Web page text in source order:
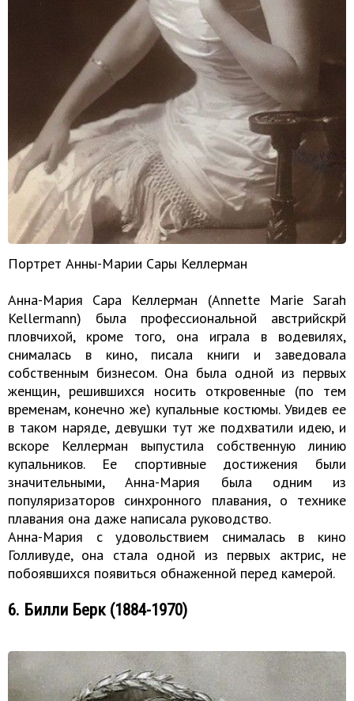
Портрет Анны-Марии Сары Келлерман
Анна-Мария Сара Келлерман (Annette Marie Sarah
Kellermann) была профессиональной австрийскрй
пловчихой, кроме того, она играла в водевилях,
снималась в кино, писала книги и заведовала
собственным бизнесом. Она была одной из первых
женщин, решившихся носить откровенные (по тем
временам, конечно же) купальные костюмы. Увидев ее
в таком наряде, девушки тут же подхватили идею, и
вскоре Келлерман выпустила собственную линию
купальников. Ее спортивные достижения были
значительными, Анна-Мария была одним из
популяризаторов синхронного плавания, о технике
плавания она даже написала руководство.
Анна-Мария с удовольствием снималась в кино
Голливуде, она стала одной из первых актрис, не
побоявшихся появиться обнаженной перед камерой.
6. Билли Берк (1884-1970)